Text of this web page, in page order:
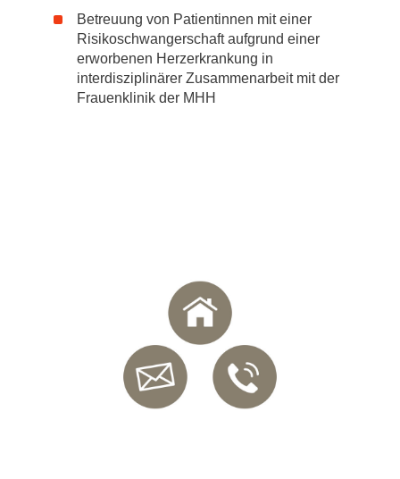
Betreuung von Patientinnen mit einer
Risikoschwangerschaft aufgrund einer
erworbenen Herzerkrankung in
interdisziplinärer Zusammenarbeit mit der
Frauenklinik der MHH